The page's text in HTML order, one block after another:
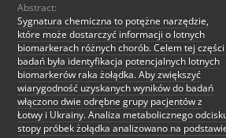
Abstract:
Sygnatura chemiczna to potężne narzędzie,
które może dostarczyć informacji o lotnych
biomarkerach różnych chorób. Celem tej części
badań była identyfikacja potencjalnych lotnych
biomarkerów raka żołądka. Aby zwiększyć
wiarygodność uzyskanych wyników do badań
włączono dwie odrębne grupy pacjentów z
Łotwy i Ukrainy. Analiza metabolicznego
stopy próbek żołądka analizowano na